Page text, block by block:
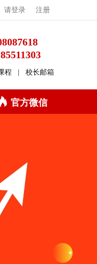
请登录 注册
程 校长邮箱
官方微信